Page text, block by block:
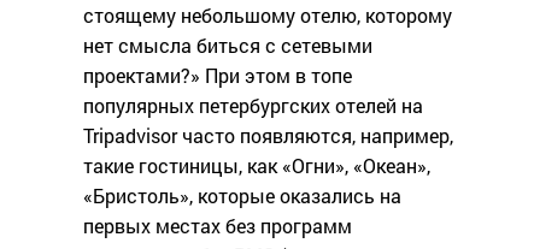
стоящему небольшому отелю, которому
нет смысла биться с сетевыми
проектами?» При этом в топе
популярных петербургских отелей на
Tripadvisor часто появляются, например,
такие гостиницы, как «Огни», «Океан»,
«Бристоль», которые оказались на
первых местах без программ